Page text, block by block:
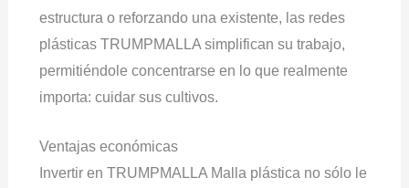
estructura o reforzando una existente, las redes
plásticas TRUMPMALLA simplifican su trabajo,
permitiéndole concentrarse en lo que realmente
importa: cuidar sus cultivos.
Ventajas económicas
Invertir en TRUMPMALLA Malla plástica no sólo le